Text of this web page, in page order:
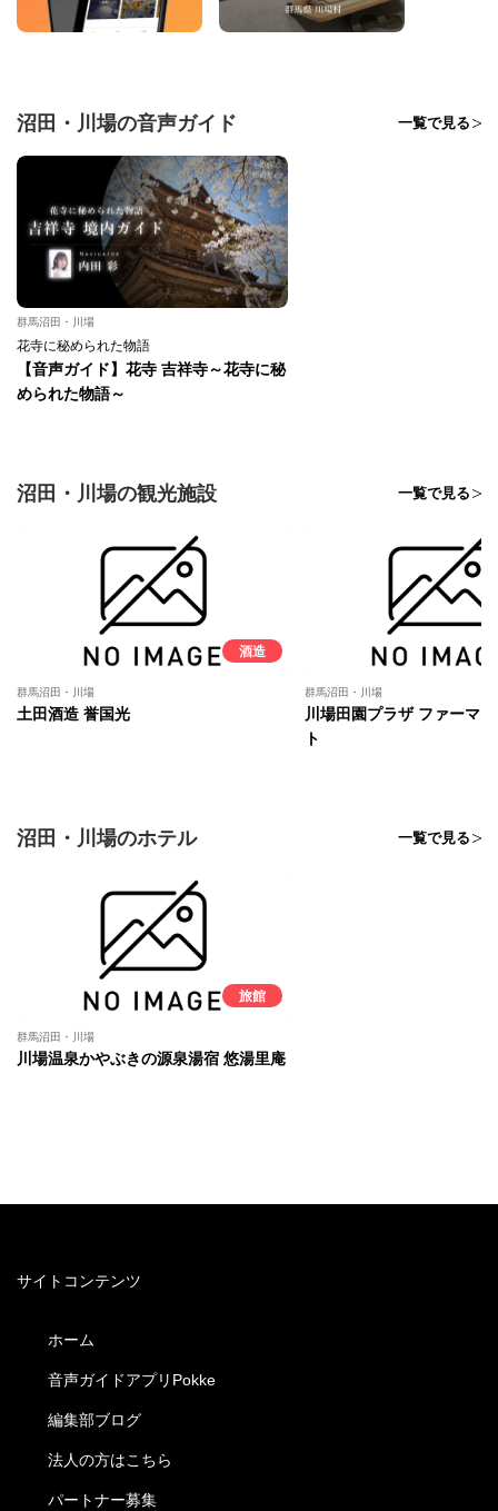
沼田・川場の音声ガイド 一覧で見る
群馬沼田・川場
花寺に秘められた物語
【音声ガイド】花寺 吉祥寺～花寺に秘
められた物語～
沼田・川場の観光施設 一覧で見る
酒造
群馬沼田・川場
土田酒造 誉国光
群馬沼田・川場
川場田園プラザ ファーマ
ト
沼田・川場のホテル 一覧で見る
旅館
群馬沼田・川場
川場温泉かやぶきの源泉湯宿 悠湯里庵
サイトコンテンツ
ホーム
音声ガイドアプリPokke
編集部ブログ
法人の方はこちら
パートナー募集